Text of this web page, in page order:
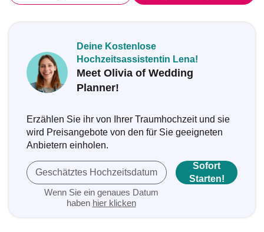
Deine Kostenlose
Hochzeitsassistentin Lena!
Meet Olivia of Wedding
Planner!
Erzählen Sie ihr von Ihrer Traumhochzeit und sie
wird Preisangebote von den für Sie geeigneten
Anbietern einholen.
Geschätztes Hochzeitsdatum
Wenn Sie ein genaues Datum
haben hier klicken
Sofort
Starten!